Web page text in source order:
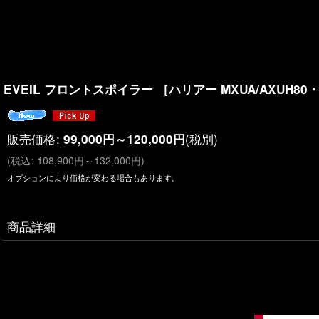
EVEIL フロントスポイラー ［ハリアー MXUA/AXUH80
販売価格: 99,000円～120,000円(税別)
(税込: 108,900円 ～132,000円)
オプションにより価格が変わる場合もあります。
商品詳細